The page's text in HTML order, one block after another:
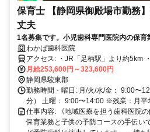
保育士 【静岡県御殿場市勤務
丈夫
1名募集です。小児歯科専門医院内の保育
ありません。現在5名の保育士が働いてい
わかば歯科医院
アクセス: ・JR「足柄駅」より約5km ・「一色」バス停徒歩5分 ※バ
イク、マイカー通勤可
月給253,600円～323,600円
静岡県駿東郡
勤務時間・曜日: 月/火/水/金： 9:00〜
分） 土曜： 9:00〜14:00 ※残業：月平
仕事内容: 《地域医療を担う歯科医院
保育業務と子供の予防コースの手伝い